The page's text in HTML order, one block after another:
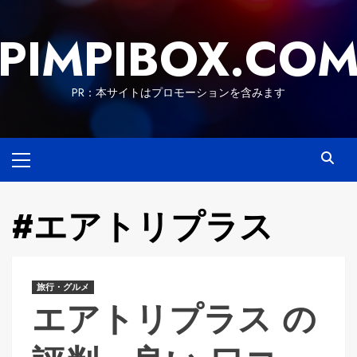
content
PR：本サイトはプロモーションを含みます
Menu
#エアトリプラス
旅行・グルメ
エアトリプラス の